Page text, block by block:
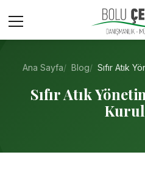
Ana Sayfa Blog Sıfır Atık
Sıfır Atık